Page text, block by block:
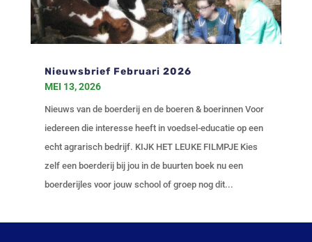
Nieuwsbrief Februari 2026
MEI 13, 2026
Nieuws van de boerderij en de boeren & boerinnen Voor
iedereen die interesse heeft in voedsel-educatie op een
echt agrarisch bedrijf. KIJK HET LEUKE FILMPJE Kies
zelf een boerderij bij jou in de buurten boek nu een
boerderijles voor jouw school of groep nog dit...